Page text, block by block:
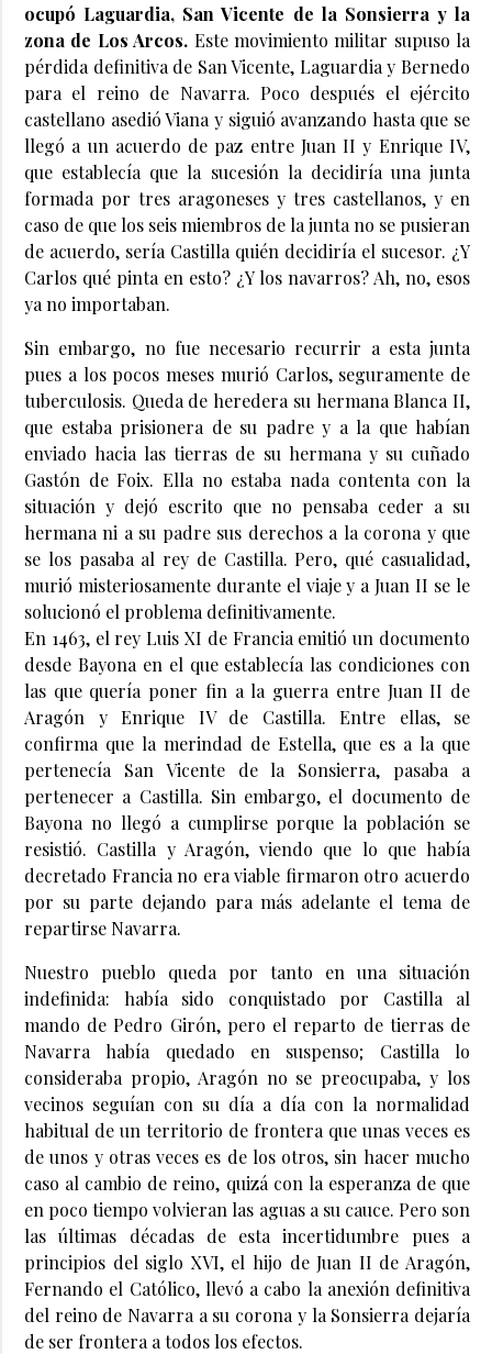
ocupó Laguardia, San Vicente de la Sonsierra y la
zona de Los Arcos. Este movimiento militar supuso la
pérdida definitiva de San Vicente, Laguardia y Bernedo
para el reino de Navarra. Poco después el ejército
castellano asedió Viana y siguió avanzando hasta que se
llegó a un acuerdo de paz entre Juan II y Enrique IV,
que establecía que la sucesión la decidiría una junta
formada por tres aragoneses y tres castellanos, y en
caso de que los seis miembros de la junta no se pusieran
de acuerdo, sería Castilla quién decidiría el sucesor. ¿Y
Carlos qué pinta en esto? ¿Y los navarros? Ah, no, esos
ya no importaban.
Sin embargo, no fue necesario recurrir a esta junta
pues a los pocos meses murió Carlos, seguramente de
tuberculosis. Queda de heredera su hermana Blanca II,
que estaba prisionera de su padre y a la que habían
enviado hacia las tierras de su hermana y su cuñado
Gastón de Foix. Ella no estaba nada contenta con la
situación y dejó escrito que no pensaba ceder a su
hermana ni a su padre sus derechos a la corona y que
se los pasaba al rey de Castilla. Pero, qué casualidad,
murió misteriosamente durante el viaje y a Juan II se le
solucionó el problema definitivamente.
En 1463, el rey Luis XI de Francia emitió un documento
desde Bayona en el que establecía las condiciones con
las que quería poner fin a la guerra entre Juan II de
Aragón y Enrique IV de Castilla. Entre ellas, se
confirma que la merindad de Estella, que es a la que
pertenecía San Vicente de la Sonsierra, pasaba a
pertenecer a Castilla. Sin embargo, el documento de
Bayona no llegó a cumplirse porque la población se
resistió. Castilla y Aragón, viendo que lo que había
decretado Francia no era viable firmaron otro acuerdo
por su parte dejando para más adelante el tema de
repartirse Navarra.
Nuestro pueblo queda por tanto en una situación
indefinida: había sido conquistado por Castilla al
mando de Pedro Girón, pero el reparto de tierras de
Navarra había quedado en suspenso; Castilla lo
consideraba propio, Aragón no se preocupaba, y los
vecinos seguían con su día a día con la normalidad
habitual de un territorio de frontera que unas veces es
de unos y otras veces es de los otros, sin hacer mucho
caso al cambio de reino, quizá con la esperanza de que
en poco tiempo volvieran las aguas a su cauce. Pero son
las últimas décadas de esta incertidumbre pues a
principios del siglo XVI, el hijo de Juan II de Aragón,
Fernando el Católico, llevó a cabo la anexión definitiva
del reino de Navarra a su corona y la Sonsierra dejaría
de ser frontera a todos los efectos.